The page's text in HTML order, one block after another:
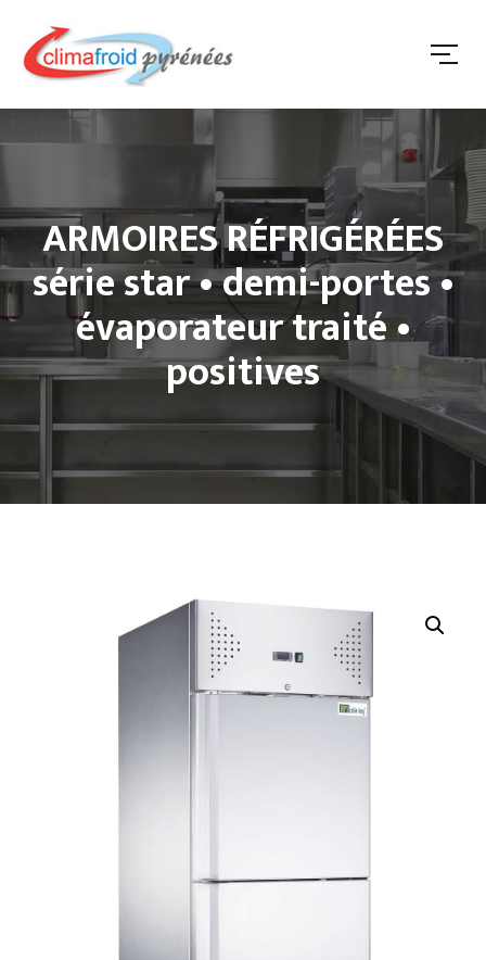
ARMOIRES RÉFRIGÉRÉES
série star • demi-portes •
évaporateur traité •
positives